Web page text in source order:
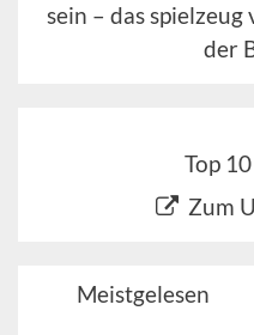
sein – das
der
Top
Zum
Meistgelesen